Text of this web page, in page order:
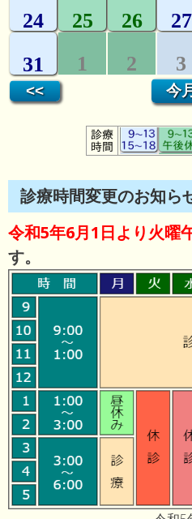
診療時間変更のお知ら
令和5年6月1日より火曜
す。